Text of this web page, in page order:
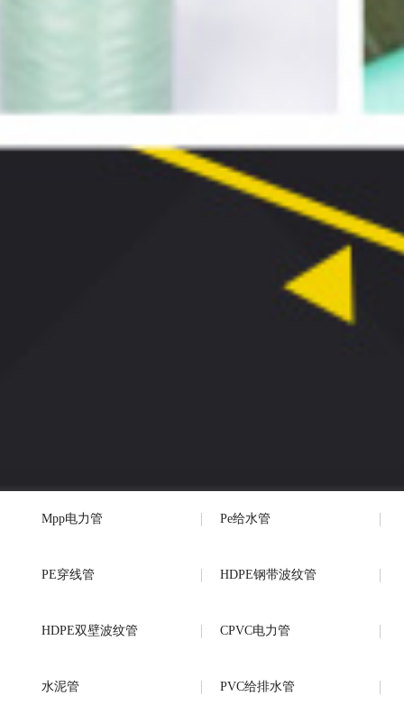
Mpp电力管 Pe给水管
PE穿线管 HDPE钢带波纹管
HDPE双壁波纹管 CPVC电力管
水泥管 PVC给排水管